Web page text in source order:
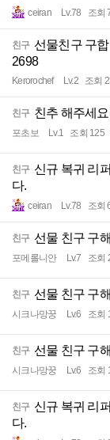
ceiran Lv.78 조회
친구 선물친구 구
2698
Kerorochef Lv.2 조회
친구 친추 해주세
포초보 Lv.1 조회 125
친구 신규 복귀 리
다.
ceiran Lv.78 조회
친구 선물 친구 구
포메롤니안 Lv.7 조회
친구 선물 친구 구
시크나망꿍 Lv.6 조회
친구 선물 친구 구
시크나망꿍 Lv.6 조회
친구 신규 복귀 리
다.